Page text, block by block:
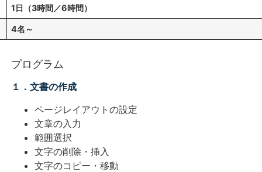
1日（3時間／6時間）
4名～
プログラム
１．文書の作成
ページレイアウトの設定
文章の入力
範囲選択
文字の削除・挿入
文字のコピー・移動